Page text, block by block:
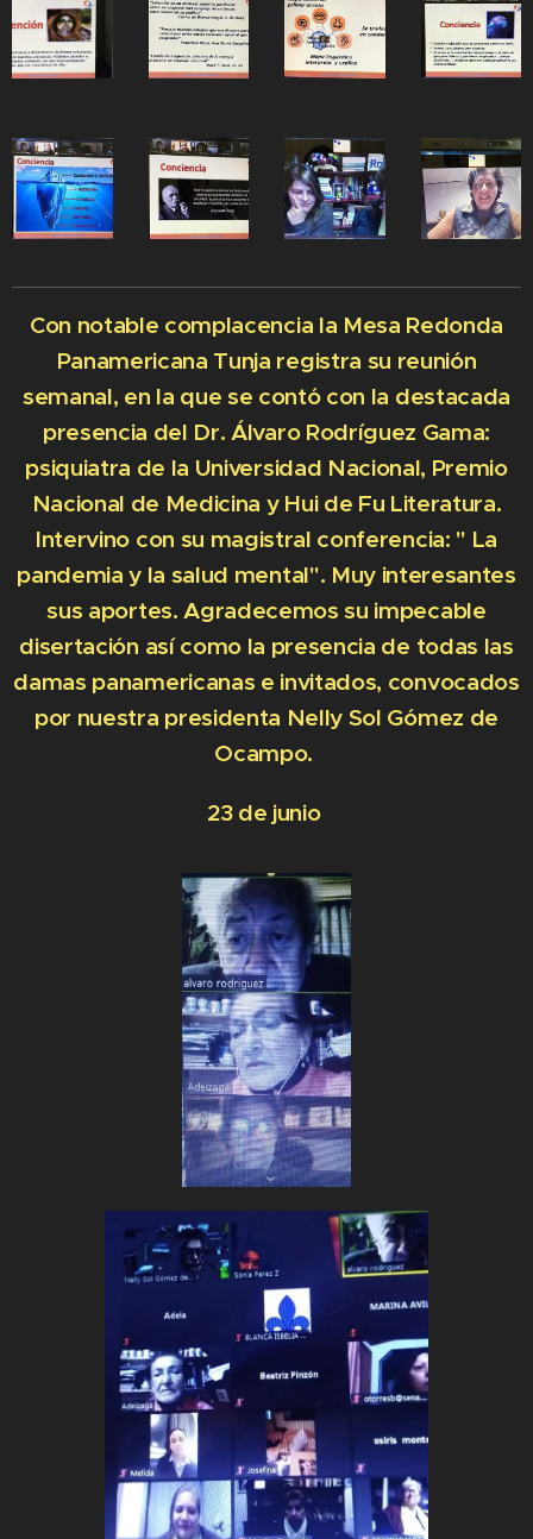
Con notable complacencia la Mesa Redonda
Panamericana Tunja registra su reunión
semanal, en la que se contó con la destacada
presencia del Dr. Álvaro Rodríguez Gama:
psiquiatra de la Universidad Nacional, Premio
Nacional de Medicina y Hui de Fu Literatura.
Intervino con su magistral conferencia: " La
pandemia y la salud mental". Muy interesantes
sus aportes. Agradecemos su impecable
disertación así como la presencia de todas las
damas panamericanas e invitados, convocados
por nuestra presidenta Nelly Sol Gómez de
Ocampo.
23 de junio